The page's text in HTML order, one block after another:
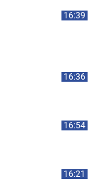
16:39
16:36
16:54
16:21